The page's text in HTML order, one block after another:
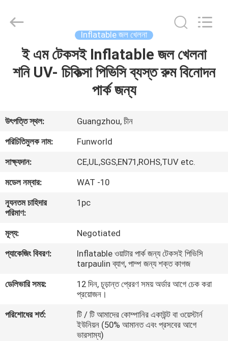
ভিডিও
সম্পর্কে
কারখানা
মান
COMPANY
NEWS
Limited.
Inflatable জল খেলনা
ই এম টেকসই Inflatable জল খেলনা
শনি UV- চিকিত্সা পিভিসি ব্যস্ত রুম বিনোদন
পার্ক জন্য
উৎপত্তি স্থল:
Guangzhou, চীন
পরিচিতিমুলক নাম:
Funworld
সাক্ষ্যদান:
CE,UL,SGS,EN71,ROHS,TUV etc.
মডেল নম্বার:
WAT -10
ন্যূনতম চাহিদার
পরিমাণ:
1pc
মূল্য:
Negotiated
প্যাকেজিং বিবরণ:
Inflatable ওয়াটার পার্ক জন্য টেকসই পিভিসি
tarpaulin ব্যাগ, পাম্প জন্য শক্ত কাগজ
ডেলিভারি সময়:
12 দিন, চূড়ান্ত প্রেরণ সময় অর্ডার আগে চেক করা
প্রয়োজন।
পরিশোধের শর্ত:
টি / টি আমাদের কোম্পানির একাউন্ট বা ওয়েস্টার্ন
ইউনিয়ন (50% আমানত এবং প্রসবের আগে
ভারসাম্য)